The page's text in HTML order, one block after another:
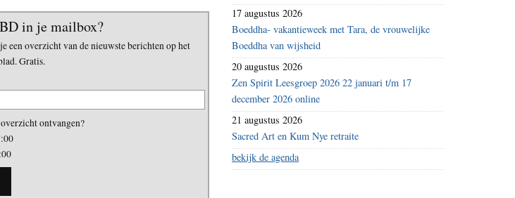
in je mailbox?
een overzicht van de nieuwste berichten op het
Gratis.
ontvangen?
17 augustus 2026
Boeddha- vakantieweek met Tara, de vrouwelijke
Boeddha van wijsheid
20 augustus 2026
Zen Spirit Leesgroep 2026 22 januari t/m 17
december 2026 online
21 augustus 2026
Sacred Art en Kum Nye retraite
bekijk de agenda